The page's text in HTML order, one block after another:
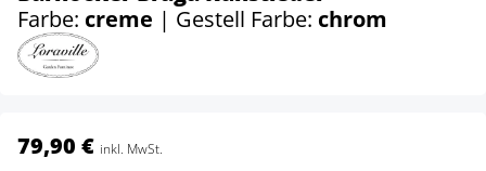
Farbe: creme | Gestell Farbe: chrom
79,90 € inkl. MwSt.